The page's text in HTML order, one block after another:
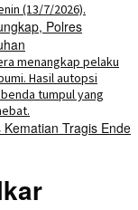
Polres
Tragis Ende